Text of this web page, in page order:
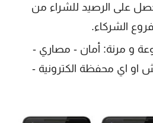
على الرصيد للشراء من
الشركاء.
و مرنة: أمان - مصاري -
اي محفظة الكترونية -